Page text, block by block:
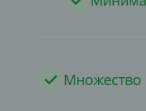
Множество